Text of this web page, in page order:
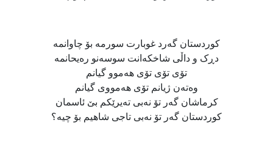
کوردستان گەرد غوبارت سورمە بۆ چاوانمە
دڕک و داڵی شاخکەانت سوسەنو رەیحانمە
تۆی تۆی تۆی هەموو گیانم
وەتەن ژیانم تۆی هەمووی گیانم
کرماشان گەر تۆ نەبی تەیرێکم بێ ئاسمان
کوردستان گەر تۆ نەبی تاجی شاهیم بۆ چیە؟